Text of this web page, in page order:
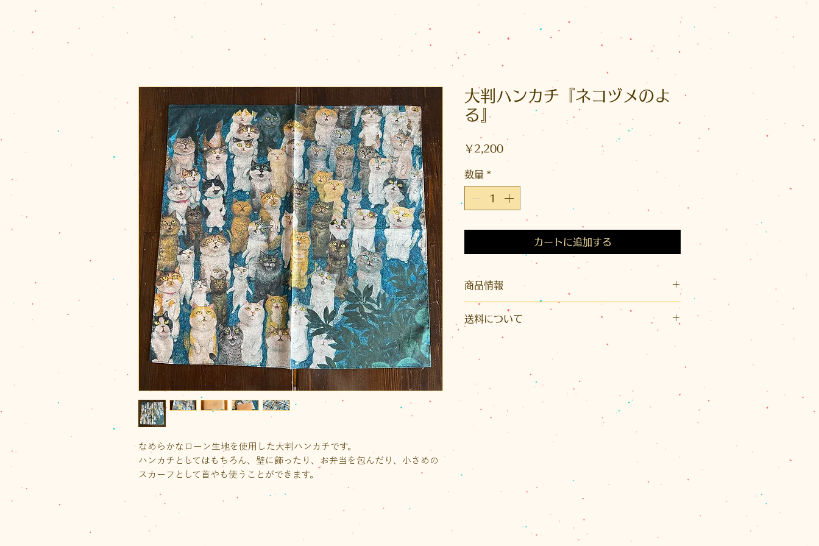
なめらかなローン生地を使用した大判ハンカチです。
ハンカチとしてはもちろん、壁に飾ったり、お弁当を包んだり、小さめの
スカーフとして首やも使うことができます。
大判ハンカチ『ネコヅメのよ
る』
￥2,200価
格
数量 *
カートに追加する
商品情報
サイズ：縦横約52cm（正方形）
素 材：綿100％（ローン生地）
製 造：日本
※クラフト紙の帯付き。使用上の注意（洗濯の注意
点）と絵柄の全体図が白黒で帯の裏面に印刷されて
います（OPP 袋なし）。
送料について
こちらの商品はクリックポスト利用可能です。
イズ）またはレターパックプラス（¥600）のいずれ
かとなります。また、60サイズを超える場合とお送
り先が沖縄県の場合は、別途計算してご連絡させて
ご注文後に荷物の量を確認し、改めて受注メールで
なお、1回のお買い物で商品代金の合計が11,000円
ト1通の送料が無料、佐川急便またはレターパックプ